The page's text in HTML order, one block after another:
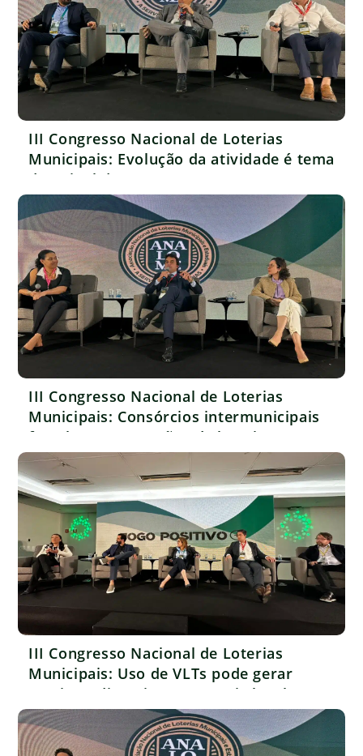
III Congresso Nacional de Loterias
Municipais: Evolução da atividade é tema
do painel de encerramento
III Congresso Nacional de Loterias
Municipais: Consórcios intermunicipais
fortalecem operações de loterias
regionais
III Congresso Nacional de Loterias
Municipais: Uso de VLTs pode gerar
receita e dinamizar economia local